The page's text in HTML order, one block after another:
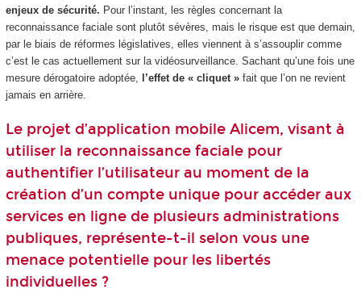
enjeux de sécurité. Pour l’instant, les règles concernant la
reconnaissance faciale sont plutôt sévères, mais le risque est que demain,
par le biais de réformes législatives, elles viennent à s’assouplir comme
c’est le cas actuellement sur la vidéosurveillance. Sachant qu’une fois une
mesure dérogatoire adoptée,
l’effet de « cliquet »fait que l’on ne revient
jamais en arrière.
Le projet d’application mobile Alicem, visant à
utiliser la reconnaissance faciale pour
authentifier l’utilisateur au moment de la
création d’un compte unique pour accéder aux
services en ligne de plusieurs administrations
publiques, représente-t-il selon vous une
menace potentielle pour les libertés
individuelles ?